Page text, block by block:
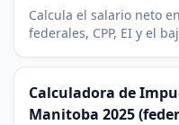
Calcula el salario neto
federales, CPP, EI y el
Canada.
Calculadora de
Manitoba 2025